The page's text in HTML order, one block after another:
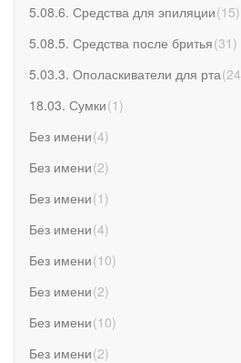
5.08.6. Средства для эпиляции(15)
5.08.5. Средства после бритья(31 )
5.03.3. Ополаскиватели для рта(24
18.03. Сумки(1 )
Без имени(4)
Без имени(2)
Без имени(1 )
Без имени(4)
Без имени(10)
Без имени(2)
Без имени(10)
Без имени(2)